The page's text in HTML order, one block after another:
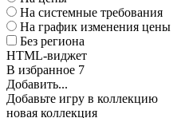
На системные требования
На график изменения цены
Без региона
HTML-виджет
В избранное 7
Добавить...
Добавьте игру в коллекцию
новая коллекция